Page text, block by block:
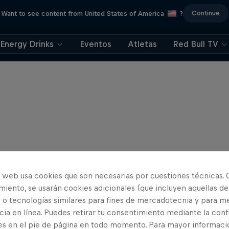
Want to see content from United States of America ? Continue
Energy Drinks Eventos Atletas Red Bull TV
web usa cookies que son necesarias por cuestiones técnicas.
se usarán cookies adicionales (que incluyen aquellas de
tecnologías similares para fines de mercadotecnia y para
en línea. Puedes retirar tu consentimiento mediante la
en el pie de página en todo momento. Para mayor